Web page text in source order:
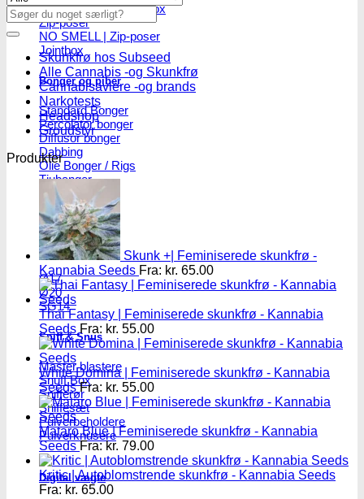
Skulekasser / Stashbox
Zip-poser
NO SMELL | Zip-poser
Jointbox
Bonger og piber
Standard Bonger
Percolator bonger
Diffusor bonger
Dabbing
Olie Bonger / Rigs
Tjubanger
Chillum
Piber
Bonghoveder
Ø17
Ø20
SG14
Sniff & Snus
Master blastere
Snuff Box
Snifferør
Sniffesæt
Pulverbeholdere
Pulverknusere
Digital vægte
Søg
efter:
Skunkfrø hos Subseed
Alle Cannabis -og Skunkfrø
Cannabisavlere -og brands
Narkotests
Headshop
Groudstyr
Produkter
Skunk +| Feminiserede skunkfrø -
Kannabia Seeds Fra: kr. 65.00
Thai Fantasy | Feminiserede skunkfrø - Kannabia
Seeds Fra: kr. 55.00
White Domina | Feminiserede skunkfrø - Kannabia
Seeds Fra: kr. 55.00
Mataro Blue | Feminiserede skunkfrø - Kannabia
Seeds Fra:kr. 79.00
Kritic | Autoblomstrende skunkfrø - Kannabia Seeds
Fra: kr. 65.00